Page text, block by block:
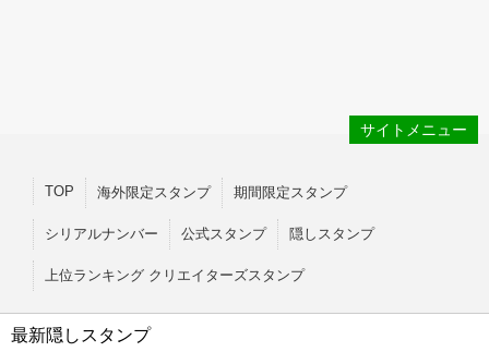
サイトメニュー
TOP 海外限定スタンプ 期間限定スタンプ
シリアルナンバー 公式スタンプ 隠しスタンプ
上位ランキング クリエイターズスタンプ
最新隠しスタンプ